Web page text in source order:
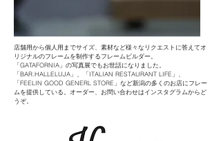
店舗用から個人用までサイズ、素材など様々なリクエストに答えてオ
リジナルのフレームを制作するフレームビルダー。
「GATAFORNIA」の写真展でもお世話になりました。
「BAR.HALLELUJA」、「ITALIAN RESTAURANT LIFE」、
「FEELIN GOOD GENERL STORE」など新潟の多くのお店にフレー
ムを提供している。オーダー、お問い合わせはインスタグラムからど
うぞ。